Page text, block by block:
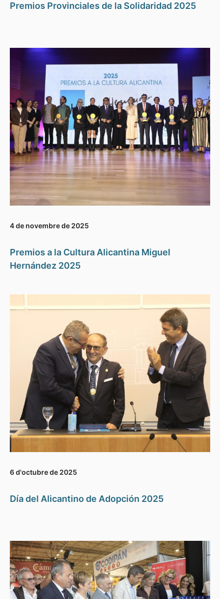
Premios Provinciales de la Solidaridad 2025
4 de novembre de 2025
Premios a la Cultura Alicantina Miguel
Hernández 2025
6 d'octubre de 2025
Día del Alicantino de Adopción 2025